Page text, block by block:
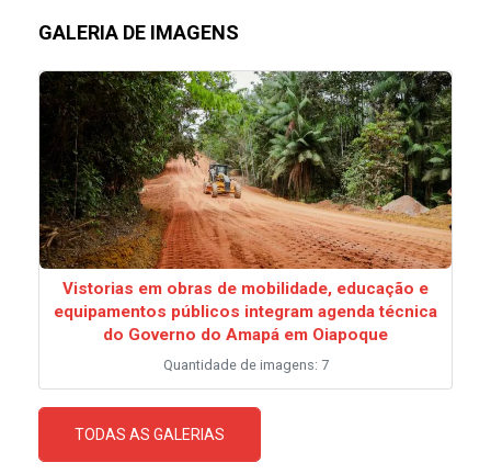
GALERIA DE IMAGENS
Vistorias em obras de mobilidade, educação e
equipamentos públicos integram agenda técnica
do Governo do Amapá em Oiapoque
Quantidade de imagens: 7
TODAS AS GALERIAS